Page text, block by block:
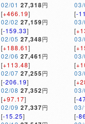
02/01 27,318円
[+466.19]
02/02 27,159円
[-159.33]
02/05 27,348円
[+188.61]
02/06 27,461 円
[+113.48]
02/07 27,255円
[-206.19]
02/08 27,352円
[+97.17]
02/09 27,337円
[-15.25]
03/
[-
[
03/
[
03/
[
[
03/
[-
03/
[-